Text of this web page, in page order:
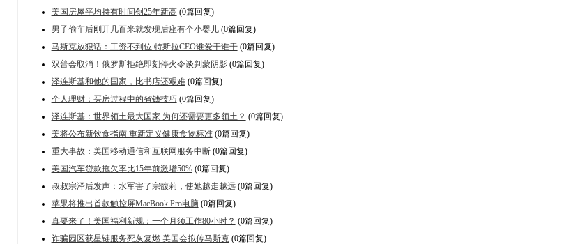
美国房屋平均持有时间创25年新高(0篇回复)
男子偷车后刚开几百米就发现后座有个小婴儿(0篇回复)
马斯克放狠话：工资不到位 特斯拉CEO谁爱干谁干(0篇回复)
双普会取消！俄罗斯拒绝即刻停火令谈判蒙阴影(0篇回复)
泽连斯基和他的国家，比书店还艰难(0篇回复)
个人理财：买房过程中的省钱技巧(0篇回复)
泽连斯基：世界领土最大国家 为何还需要更多领土？ (0篇回复)
美将公布新饮食指南 重新定义健康食物标准(0篇回复)
重大事故：美国移动通信和互联网服务中断(0篇回复)
美国汽车贷款拖欠率比15年前激增50%(0篇回复)
叔叔宗泽后发声：水军害了宗馥莉，使她越走越远(0篇回复)
苹果将推出首款触控屏MacBook Pro电脑 (0篇回复)
真要来了！美国福利新规：一个月须工作80小时？ (0篇回复)
诈骗园区获星链服务死灰复燃 美国会拟传马斯克(0篇回复)